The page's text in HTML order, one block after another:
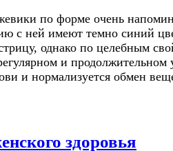
по форме очень
с ней имеют темно синий
однако по целебным
и продолжительном
и нормализуется обмен
здоровья